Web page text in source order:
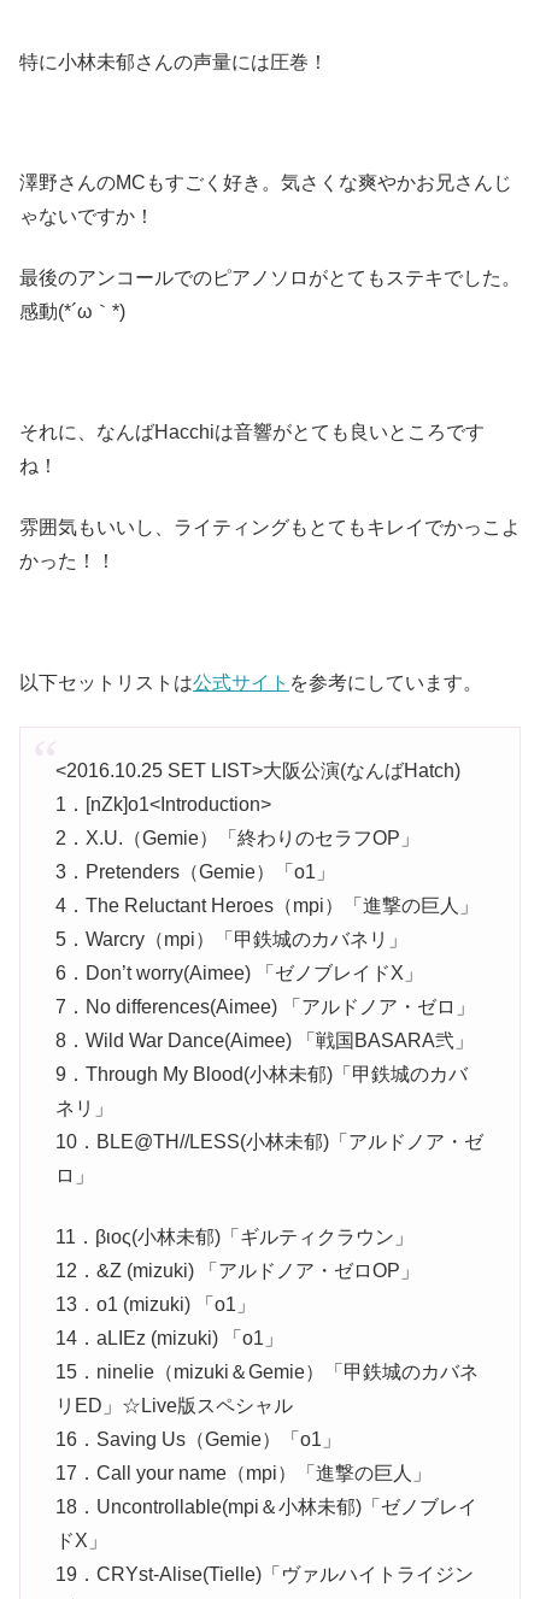
特に小林未郁さんの声量には圧巻！
澤野さんのMCもすごく好き。気さくな爽やかお兄さんじ
ゃないですか！
最後のアンコールでのピアノソロがとてもステキでした。
感動(*´ω｀*)
それに、なんばHacchiは音響がとても良いところです
ね！
雰囲気もいいし、ライティングもとてもキレイでかっこよ
かった！！
以下セットリストは公式サイト を参考にしています。
<2016.10.25 SET LIST>大阪公演(なんばHatch)
1．[nZk]o1<Introduction>
2．X.U.（Gemie）「終わりのセラフOP」
3．Pretenders（Gemie）「o1」
4．The Reluctant Heroes（mpi）「進撃の巨人」
5．Warcry（mpi）「甲鉄城のカバネリ」
6．Don’t worry(Aimee) 「ゼノブレイドX」
7．No differences(Aimee) 「アルドノア・ゼロ」
8．Wild War Dance(Aimee) 「戦国BASARA弐」
9．Through My Blood(小林未郁)「甲鉄城のカバ
ネリ」
10．BLE@TH//LESS(小林未郁)「アルドノア・ゼ
ロ」
11．βιος(小林未郁)「ギルティクラウン」
12．&Z (mizuki) 「アルドノア・ゼロOP」
13．o1 (mizuki) 「o1」
14．aLIEz (mizuki) 「o1」
15．ninelie（mizuki＆Gemie）「甲鉄城のカバネ
リED」☆Live版スペシャル
16．Saving Us（Gemie）「o1」
17．Call your name（mpi）「進撃の巨人」
18．Uncontrollable(mpi＆小林未郁)「ゼノブレイ
ドX」
19．CRYst-Alise(Tielle)「ヴァルハイトライジン